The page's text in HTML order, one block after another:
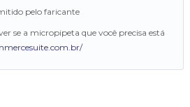
pelo faricante
se a micropipeta que você precisa está